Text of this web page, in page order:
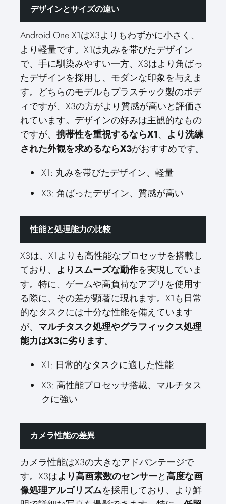
デザインとサイズの違い
Android One X1はX3よりもわずかに小さく、
より軽量です。X1は丸みを帯びたデザイン
で、手に馴染みやすい一方、X3はより角ばっ
たデザインを採用し、モダンな印象を与えま
す。どちらのモデルもプラスチック製のボデ
ィですが、X3の方がより質感が高いと評価さ
れています。デザインの好みは主観的なもの
ですが、 携帯性を重視するならX1、 より洗練
された外観を求めるならX3がおすすめです。
X1: 丸みを帯びたデザイン、軽量
X3: 角ばったデザイン、質感が高い
性能と処理能力の比較
X3は、X1よりも高性能なプロセッサを搭載し
ており、 よりスムーズな動作を実現していま
す。特に、ゲームや高負荷なアプリを使用す
る際に、その差が顕著に現れます。X1も日常
的なタスクには十分な性能を備えています
が、 マルチタスク処理やグラフィックス処理
能力はX3に劣ります。
X1: 日常的なタスクに適した性能
X3: 高性能プロセッサ搭載、マルチタス
クに強い
カメラ性能の差異
カメラ性能はX3の大きなアドバンテージで
す。X3はより高画素数のセンサーと高度な画
像処理アルゴリズムを採用しており、より鮮